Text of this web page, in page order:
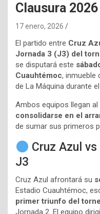
Clausura
17 enero, 2026
El partido entre Cruz
Jornada 3 (J3) del
se disputará este
Cuauhtémoc, inmueble
de La Máquina durante
Ambos equipos llegan
consolidarse en el
de sumar sus primeros
Cruz Azul
J3
Cruz Azul afrontará su
Estadio Cuauhtémoc,
primer triunfo del
Jornada 2. El equipo